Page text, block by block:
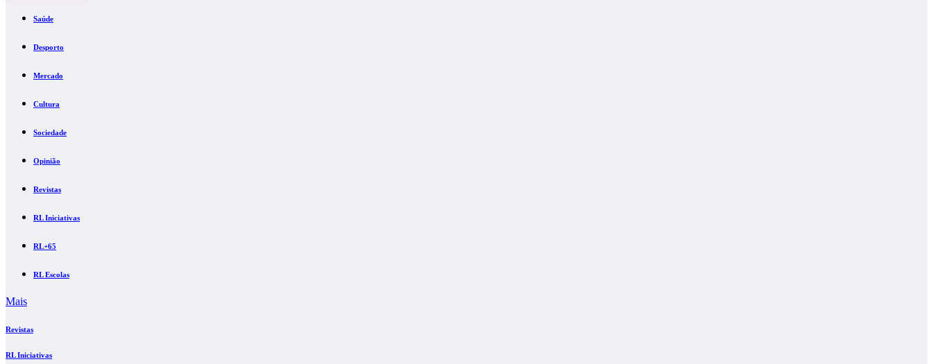
Saúde
Desporto
Mercado
Cultura
Sociedade
Opinião
Revistas
RL Iniciativas
RL+65
RL Escolas
Mais
Revistas
RL Iniciativas